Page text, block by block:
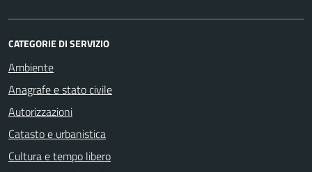
CATEGORIE DI SERVIZIO
Ambiente
Anagrafe e stato civile
Autorizzazioni
Catasto e urbanistica
Cultura e tempo libero